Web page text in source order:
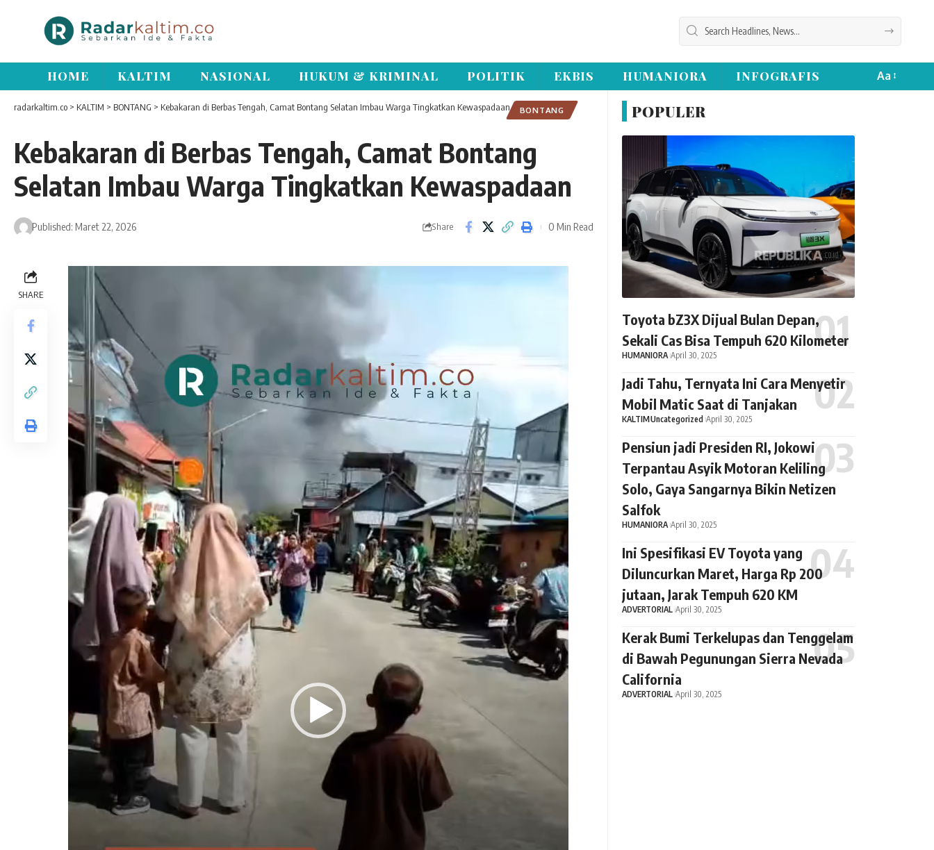
HOME KALTIM NASIONAL HUKUM & KRIMINAL POLITIK EKBIS HUMANIORA INFOGRAFIS Aa
radarkaltim.co > KALTIM > BONTANG > Kebakaran di Berbas Tengah, Camat Bontang Selatan Imbau Warga Tingkatkan Kewaspadaan BONTANG
Kebakaran di Berbas Tengah, Camat Bontang
Selatan Imbau Warga Tingkatkan Kewaspadaan
Published: Maret 22, 2026 Share 0 Min Read
SHARE
Pemutar
POPULER
Toyota bZ3X Dijual Bulan Depan,
Sekali Cas Bisa Tempuh 620 Kilometer
HUMANIORA April 30, 2025
Jadi Tahu, Ternyata Ini Cara Menyetir
Mobil Matic Saat di Tanjakan
KALTIMUncategorized April 30, 2025
Pensiun jadi Presiden RI, Jokowi
Terpantau Asyik Motoran Keliling
Solo, Gaya Sangarnya Bikin Netizen
Salfok
HUMANIORA April 30, 2025
Ini Spesifikasi EV Toyota yang
Diluncurkan Maret, Harga Rp 200
jutaan, Jarak Tempuh 620 KM
ADVERTORIAL April 30, 2025
Kerak Bumi Terkelupas dan Tenggelam
di Bawah Pegunungan Sierra Nevada
California
ADVERTORIAL April 30, 2025